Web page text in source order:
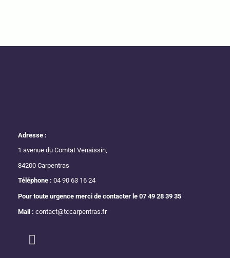
Adresse :
1 avenue du Comtat Venaissin,
84200 Carpentras
Téléphone : 04 90 63 16 24
Pour toute urgence merci de contacter le 07 49 28 39 35
Mail : contact@tccarpentras.fr